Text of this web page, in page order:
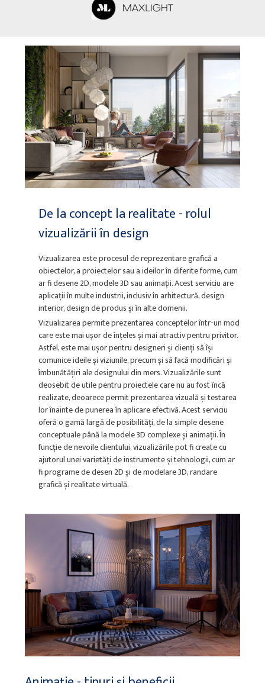
De la concept la realitate - rolul
vizualizării în design
Vizualizarea este procesul de reprezentare grafică a
obiectelor, a proiectelor sau a ideilor în diferite forme, cum
ar fi desene 2D, modele 3D sau animații. Acest serviciu are
aplicații în multe industrii, inclusiv în arhitectură, design
interior, design de produs și în alte domenii.
Vizualizarea permite prezentarea conceptelor într-un mod
care este mai ușor de înțeles și mai atractiv pentru privitor.
Astfel, este mai ușor pentru designeri și clienți să își
comunice ideile și viziunile, precum și să facă modificări și
îmbunătățiri ale designului din mers. Vizualizările sunt
deosebit de utile pentru proiectele care nu au fost încă
realizate, deoarece permit prezentarea vizuală și testarea
lor înainte de punerea în aplicare efectivă. Acest serviciu
oferă o gamă largă de posibilități, de la simple desene
conceptuale până la modele 3D complexe și animații. În
funcție de nevoile clientului, vizualizările pot fi create cu
ajutorul unei varietăți de instrumente și tehnologii, cum ar
fi programe de desen 2D și de modelare 3D, randare
grafică și realitate virtuală.